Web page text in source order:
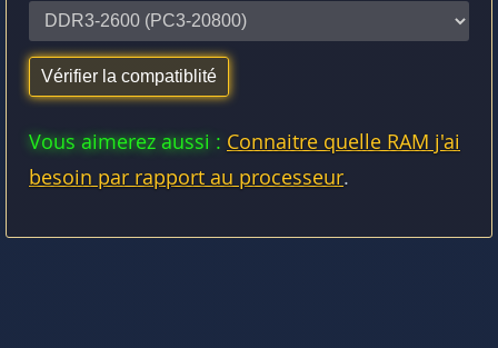
Vous aimerez aussi : Connaitre quelle RAM j'ai
besoin par rapport au processeur.